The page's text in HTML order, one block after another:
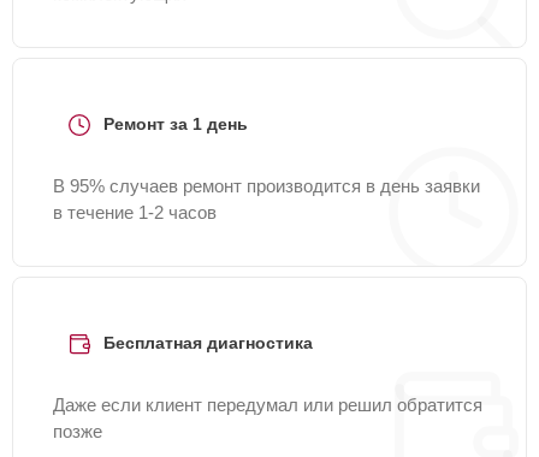
Ремонт за 1 день
В 95% случаев ремонт производится в день заявки
в течение 1-2 часов
Бесплатная диагностика
Даже если клиент передумал или решил обратится
позже